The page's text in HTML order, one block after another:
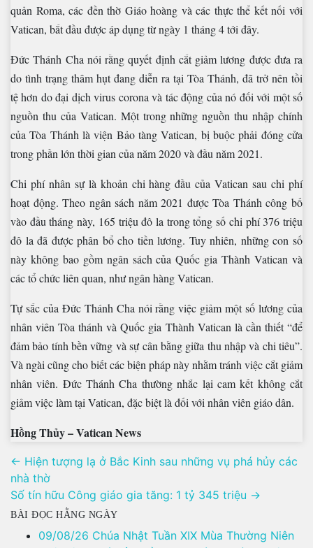
quản Roma, các đền thờ Giáo hoàng và các thực thể kết nối với
Vatican, bắt đầu được áp dụng từ ngày 1 tháng 4 tới đây.
Đức Thánh Cha nói rằng quyết định cắt giảm lương được đưa ra
do tình trạng thâm hụt đang diễn ra tại Tòa Thánh, đã trở nên tồi
tệ hơn do đại dịch virus corona và tác động của nó đối với một số
nguồn thu của Vatican. Một trong những nguồn thu nhập chính
của Tòa Thánh là viện Bảo tàng Vatican, bị buộc phải đóng cửa
trong phần lớn thời gian của năm 2020 và đầu năm 2021.
Chi phí nhân sự là khoản chi hàng đầu của Vatican sau chi phí
hoạt động. Theo ngân sách năm 2021 được Tòa Thánh công bố
vào đầu tháng này, 165 triệu đô la trong tổng số chi phí 376 triệu
đô la đã được phân bổ cho tiền lương. Tuy nhiên, những con số
này không bao gồm ngân sách của Quốc gia Thành Vatican và
các tổ chức liên quan, như ngân hàng Vatican.
Tự sắc của Đức Thánh Cha nói rằng việc giảm một số lương của
nhân viên Tòa thánh và Quốc gia Thành Vatican là cần thiết “để
đảm bảo tính bền vững và sự cân bằng giữa thu nhập và chi tiêu”.
Và ngài cũng cho biết các biện pháp này nhằm tránh việc cắt giảm
nhân viên. Đức Thánh Cha thường nhắc lại cam kết không cắt
giảm việc làm tại Vatican, đặc biệt là đối với nhân viên giáo dân.
Hồng Thủy – Vatican News
Điều
hướng
bài
viết
← Hiện tượng lạ ở Bắc Kinh sau những vụ phá hủy các
nhà thờ
Số tín hữu Công giáo gia tăng: 1 tỷ 345 triệu →
BÀI ĐỌC HẰNG NGÀY
09/08/26 Chúa Nhật Tuần XIX Mùa Thường Niên